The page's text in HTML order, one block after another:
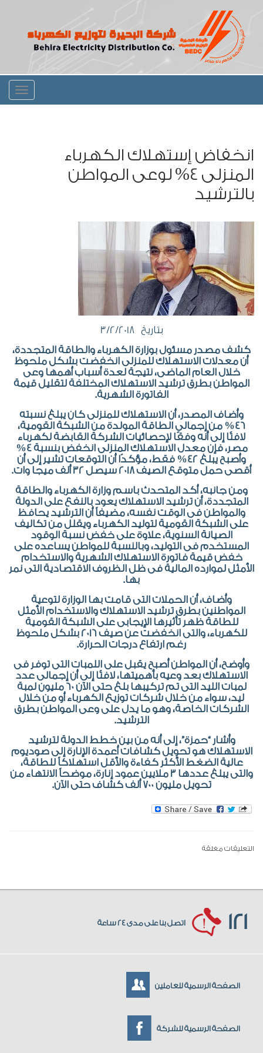
Toggle
انخفاض إستهلاك الكهرباء
المنزلى 4% لوعى المواطن
بالترشيد
بتاريخ 3/2/2018
كشف مصدر مسئول بوزارة الكهرباء والطاقة المتجددة،
أن معدلات الاستهلاك للمنزلى انخفضت بشكل ملحوظ
خلال العام الماضى، نتيجة لعدة أسباب أهمها وعى
المواطن بطرق ترشيد الاستهلاك المختلفة لتقليل قيمة
الفاتورة الشهرية.
وأضاف المصدر، أن الاستهلاك للمنزلى كان يبلغ نسبته
46% من إجمالى الطاقة المولدة من الشبكة القومية،
لافتًا إلى أنه وفقًا لإحصائيات الشركة القابضة لكهرباء
مصر، فإن معدل الاستهلاك المنزلى انخفض بنسبة 4%
وأصبح يبلغ 42% فقط، مؤكدًا أن التوقعات تشير إلى أن
أقصى حمل متوقع الصيف 2018 سيصل 32 ألف ميجا وات.
ومن جانبه، أكد المتحدث باسم وزارة الكهرباء والطاقة
المتجددة، أن ترشيد الاستهلاك يعود بالنفع على الدولة
والمواطن فى الوقت نفسه، مضيفاً أن الترشيد يحافظ
على الشبكة القومية لتوليد الكهرباء ويقلل من تكاليف
الصيانة السنوية، علاوة على خفض نسبة الوقود
المستخدم فى التوليد، وبالنسبة للمواطن يساعده على
خفض قيمة فاتورة الاستهلاك الشهرية والاستخدام
الأمثل لموارده المالية فى ظل الظروف الاقتصادية التى نمر
بها.
وأضاف، أن الحملات التى قامت بها الوزارة لتوعية
المواطنين بطرق ترشيد الاستهلاك والاستخدام الأمثل
للطاقة ظهر تأثيرها الإيجابى على الشبكة القومية
للكهرباء، والتى انخفضت عن صيف 2016 بشكل ملحوظ
رغم ارتفاع درجات الحرارة.
وأوضح، أن المواطن أصبح يقبل على اللمبات التى توفر فى
الاستهلاك بعد وعيه بأهميتها، لافتًا إلى أن إجمالى عدد
لمبات الليد التى تم تركيبها بلغ حتى الآن 60 مليون لمبة
ليد، سواء من خلال شركات توزيع الكهرباء أو من خلال
الشركات الخاصة، وهو ما يدل على وعى المواطن بطرق
الترشيد.
وأشار “حمزة”، إلى أنه من بين خطط الدولة لترشيد
الاستهلاك هو تحويل كشافات أعمدة الإنارة إلى صوديوم
عالية الضغط الأكثر كفاءة والأقل استهلاكاً للطاقة،
والتى يبلغ عددها 3 ملايين عمود إنارة، موضحاً الانتهاء من
تحويل مليون 700 ألف كشاف حتى الآن.
التعليقات مغلقة
121 اتصل بنا على مدى 24 ساعة
الصفحة الرسمية للعاملين
الصفحة الرسمية للشركة